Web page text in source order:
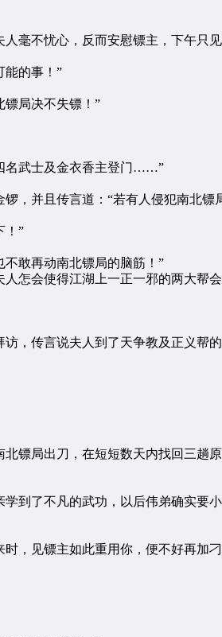
不忧心，反而安慰镖主，下午只
的事！”
局决不失镖！”
名武士及金衣香主登门……”
并且传言道：“若有人侵犯南北镖
！”
敢再动南北镖局的脑筋！”
怎会使得江湖上一正一邪的两大帮
，传言说夫人到了天争教及正义帮
镖局出刀，在短短数天内找回三趟
到了不凡的武功，以后伟弟确实要
，见镖主如此重用你，便不好再加